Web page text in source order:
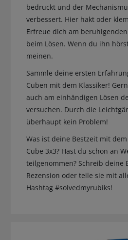
bedruckt und der
verbessert. Hier hakt oder
Erfreue dich am
beim Lösen. Wenn du ihn
meinen.
Sammle deine ersten
Cuben mit dem Klassiker!
auch am einhändigen Lösen
versuchen. Durch die
überhaupt kein Problem!
Was ist deine Bestzeit mit
Cube 3x3? Hast du schon an
teilgenommen? Schreib deine
Rezension oder teile sie mit
Hashtag #solvedmyrubiks!